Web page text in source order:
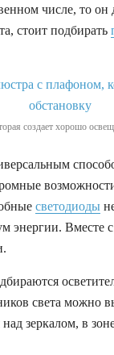
числе, то он
стоит подбирать
создает хорошо
светодиоды
энергии. Вместе
света можно
зеркалом, в